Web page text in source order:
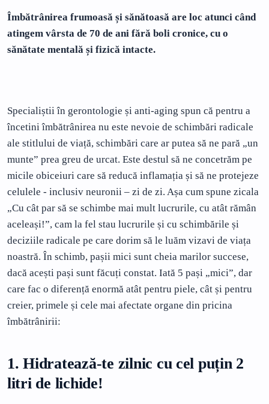
Îmbătrânirea frumoasă și sănătoasă are loc atunci când
atingem vârsta de 70 de ani fără boli cronice, cu o
sănătate mentală și fizică intacte.
Specialiștii în gerontologie și anti-aging spun că pentru a
încetini îmbătrânirea nu este nevoie de schimbări radicale
ale stitlului de viață, schimbări care ar putea să ne pară „un
munte” prea greu de urcat. Este destul să ne concetrăm pe
micile obiceiuri care să reducă inflamația și să ne protejeze
celulele - inclusiv neuronii – zi de zi. Așa cum spune zicala
„Cu cât par să se schimbe mai mult lucrurile, cu atât rămân
aceleași!”, cam la fel stau lucrurile și cu schimbările și
deciziile radicale pe care dorim să le luăm vizavi de viața
noastră. În schimb, pașii mici sunt cheia marilor succese,
dacă acești pași sunt făcuți constat. Iată 5 pași „mici”, dar
care fac o diferență enormă atât pentru piele, cât și pentru
creier, primele și cele mai afectate organe din pricina
îmbătrânirii:
1. Hidratează-te zilnic cu cel puțin 2
litri de lichide!